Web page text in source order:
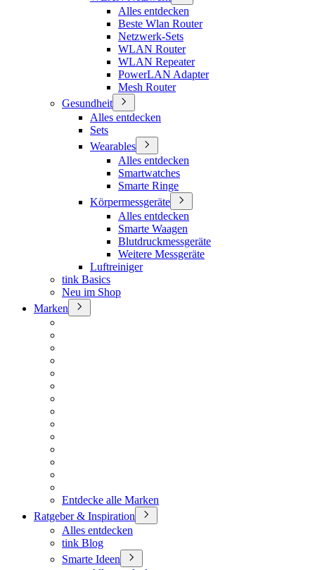
Alles entdecken
Beste Wlan Router
Netzwerk-Sets
WLAN Router
WLAN Repeater
PowerLAN Adapter
Mesh Router
Gesundheit
Alles entdecken
Sets
Wearables
Alles entdecken
Smartwatches
Smarte Ringe
Körpermessgeräte
Alles entdecken
Smarte Waagen
Blutdruckmessgeräte
Weitere Messgeräte
Luftreiniger
tink Basics
Neu im Shop
Marken
Entdecke alle Marken
Ratgeber & Inspiration
Alles entdecken
tink Blog
Smarte Ideen